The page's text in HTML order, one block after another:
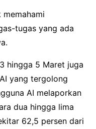
tugas yang ada
hingga 5 Maret juga
yang tergolong
AI melaporkan
dua hingga lima
62,5 persen dari